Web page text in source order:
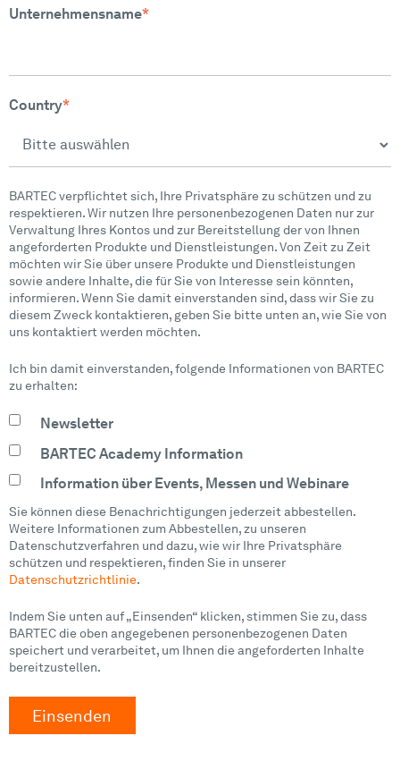
Unternehmensname*
Country*
BARTEC verpflichtet sich, Ihre Privatsphäre zu schützen und zu
respektieren. Wir nutzen Ihre personenbezogenen Daten nur zur
Verwaltung Ihres Kontos und zur Bereitstellung der von Ihnen
angeforderten Produkte und Dienstleistungen. Von Zeit zu Zeit
möchten wir Sie über unsere Produkte und Dienstleistungen
sowie andere Inhalte, die für Sie von Interesse sein könnten,
informieren. Wenn Sie damit einverstanden sind, dass wir Sie zu
diesem Zweck kontaktieren, geben Sie bitte unten an, wie Sie von
uns kontaktiert werden möchten.
Ich bin damit einverstanden, folgende Informationen von BARTEC
zu erhalten:
Newsletter
BARTEC Academy Information
Information über Events, Messen und Webinare
Sie können diese Benachrichtigungen jederzeit abbestellen.
Weitere Informationen zum Abbestellen, zu unseren
Datenschutzverfahren und dazu, wie wir Ihre Privatsphäre
schützen und respektieren, finden Sie in unserer
Datenschutzrichtlinie.
Indem Sie unten auf „Einsenden“ klicken, stimmen Sie zu, dass
BARTEC die oben angegebenen personenbezogenen Daten
speichert und verarbeitet, um Ihnen die angeforderten Inhalte
bereitzustellen.